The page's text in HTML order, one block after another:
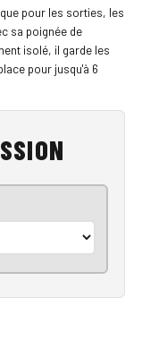
pour les sorties, les
sa poignée de
isolé, il garde les
pour jusqu'à 6